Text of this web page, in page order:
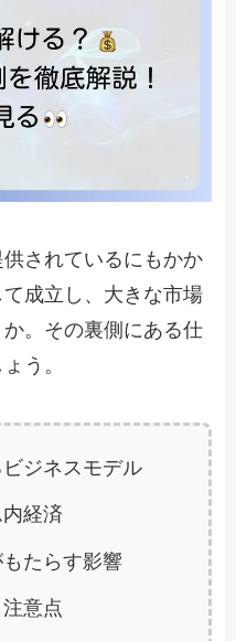
されているにもかか
成立し、大きな市場
。その裏側にある仕
う。
ジネスモデル
経済
たらす影響
意点